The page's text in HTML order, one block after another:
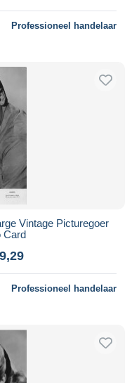
Professioneel handelaar
Vintage Picturegoer
Card
Professioneel handelaar